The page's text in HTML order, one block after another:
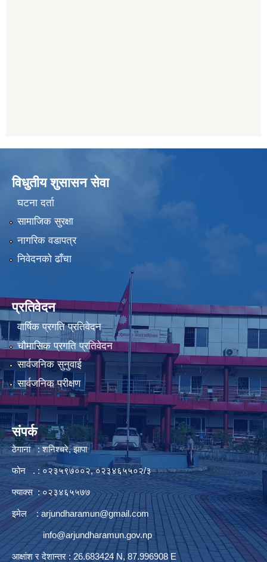
विधुतीय शुसासन सेवा
घटना दर्ता
सामाजिक सुरक्षा
नागरिक वडापत्र
निवेदनको ढाँचा
प्रतिवेदन
वार्षिक प्रगति प्रतिवेदन
चौमासिक प्रगति प्रतिवेदन
सार्वजनिक सुनुवाई
सार्वजनिक परीक्षण
संपर्क
ठेगाना : शनिश्चरे, झापा
फोन . : ०२३५९७००२, ०२३४६५५०२/३
फ्याक्स : ०२३४६५५७७
इमेल :arjundharamun@gmail.com
info@arjundharamun.gov.np
आक्षांश र देशान्तर : 26.683424 N, 87.996908 E